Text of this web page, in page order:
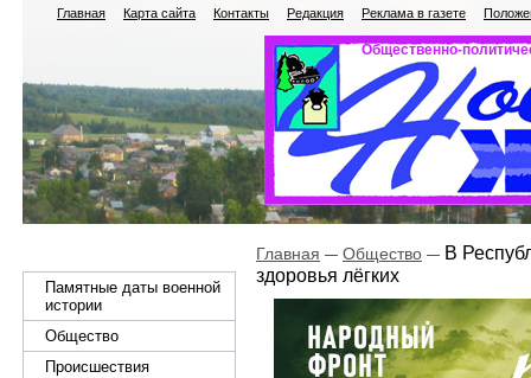
Главная Карта сайта Контакты Редакция Реклама в газете
Общественно-
Памятные даты военной
истории
Общество
Происшествия
Главная Общество
В
здоровья лёгких